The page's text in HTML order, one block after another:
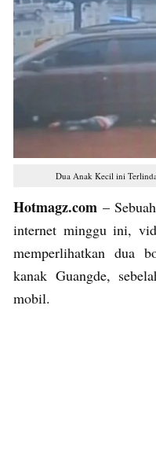
Dua Anak Kecil ini
Hotmagz.com –
internet minggu ini,
memperlihatkan dua
kanak Guangde,
mobil.